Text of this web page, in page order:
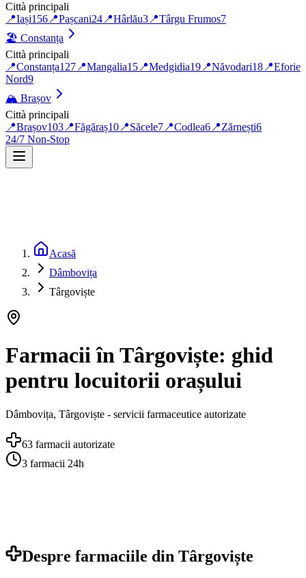
Città principali
📍Iași156 📍Pașcani24 📍Hârlău3 📍Târgu Frumos7
🏖️ Constanța
Città principali
📍Constanța127 📍Mangalia15 📍Medgidia19 📍Năvodari18 📍Eforie
Nord9
🏔️ Brașov
Città principali
📍Brașov103 📍Făgăraș10 📍Săcele7 📍Codlea6 📍Zărnești6
24/7 Non-Stop
Acasă
Dâmbovița
Târgoviște
Farmacii în Târgoviște: ghid
pentru locuitorii orașului
Dâmbovița, Târgoviște - servicii farmaceutice autorizate
63 farmacii autorizate
3 farmacii 24h
Despre farmaciile din Târgoviște